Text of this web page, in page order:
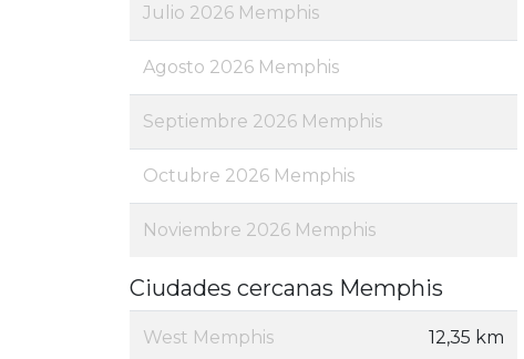
Julio 2026 Memphis
Agosto 2026 Memphis
Septiembre 2026 Memphis
Octubre 2026 Memphis
Noviembre 2026 Memphis
Ciudades cercanas Memphis
West Memphis 12,35 km